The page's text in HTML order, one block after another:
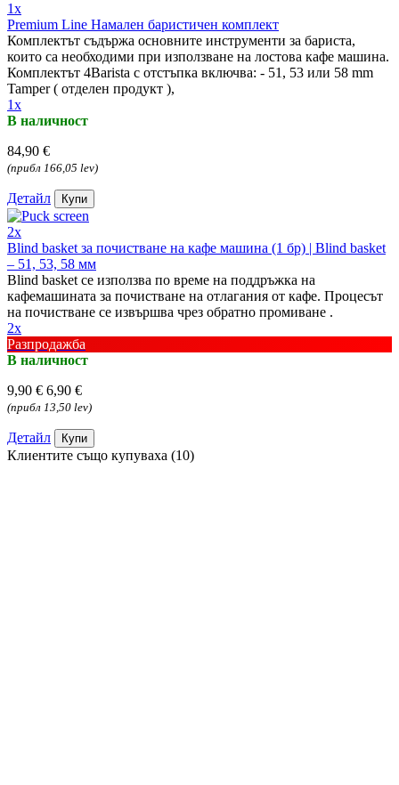
1x
Premium Line Намален баристичен комплект
Комплектът съдържа основните инструменти за бариста,
които са необходими при използване на лостова кафе машина.
Комплектът 4Barista с отстъпка включва: - 51, 53 или 58 mm
Tamper ( отделен продукт ),
1x
В наличност
84,90 €
(прибл 166,05 lev)
Детайл Купи
2x
Blind basket за почистване на кафе машина (1 бр) | Blind basket
– 51, 53, 58 мм
Blind basket се използва по време на поддръжка на
кафемашината за почистване на отлагания от кафе. Процесът
на почистване се извършва чрез обратно промиване .
2x
Разпродажба
В наличност
9,90 € 6,90 €
(прибл 13,50 lev)
Детайл Купи
Клиентите също купуваха (10)